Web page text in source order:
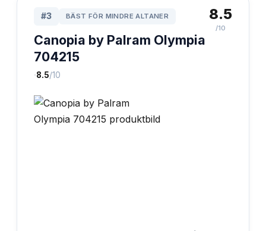
#3 BÄST FÖR MINDRE ALTANER
Canopia by Palram Olympia
704215
·8.5/10
8.5
/10